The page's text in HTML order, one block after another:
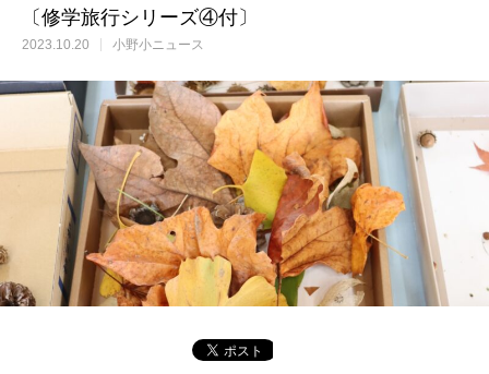
〔修学旅行シリーズ④付〕
2023.10.20 小野小ニュース